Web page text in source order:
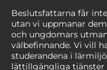
Beslutsfattarna får
utan vi uppmanar
och ungdomars
välbefinnande. Vi vill
studerandena i
lättillgängliga tjänster